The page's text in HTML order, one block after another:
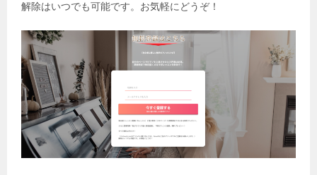
解除はいつでも可能です。お気軽にどうぞ！